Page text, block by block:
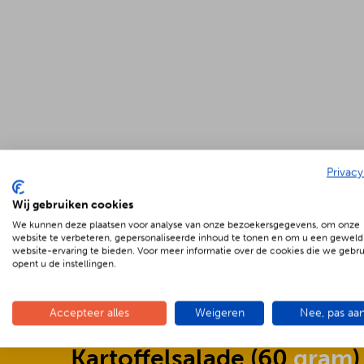
Wij gebruiken cookies
We kunnen deze plaatsen voor analyse van onze bezoekersgegevens, om onze
website te verbeteren, gepersonaliseerde inhoud te tonen en om u een
website-ervaring te bieden. Voor meer informatie over de cookies die we
opent u de instellingen.
Accepteer alles Weigeren Nee, pas